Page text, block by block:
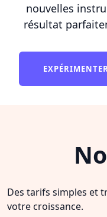
nouvelles
résultat
Des tarifs simples et
votre croissance.